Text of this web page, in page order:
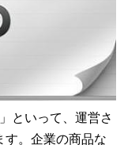
といって、運営さ
す。企業の商品な